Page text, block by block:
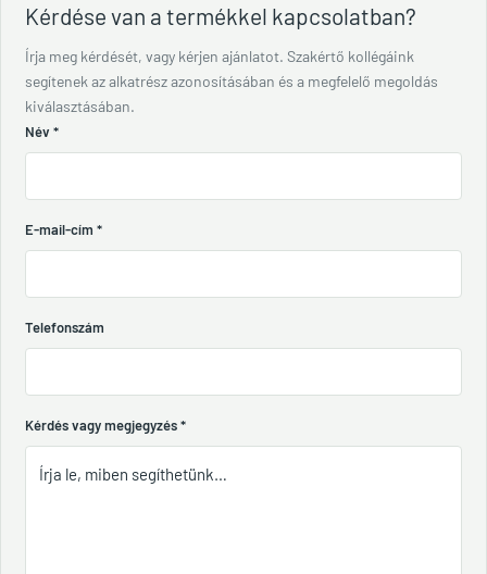
Kérdése van a termékkel kapcsolatban?
Írja meg kérdését, vagy kérjen ajánlatot. Szakértő kollégáink
segítenek az alkatrész azonosításában és a megfelelő megoldás
kiválasztásában.
Név *
E-mail-cím *
Telefonszám
Kérdés vagy megjegyzés*